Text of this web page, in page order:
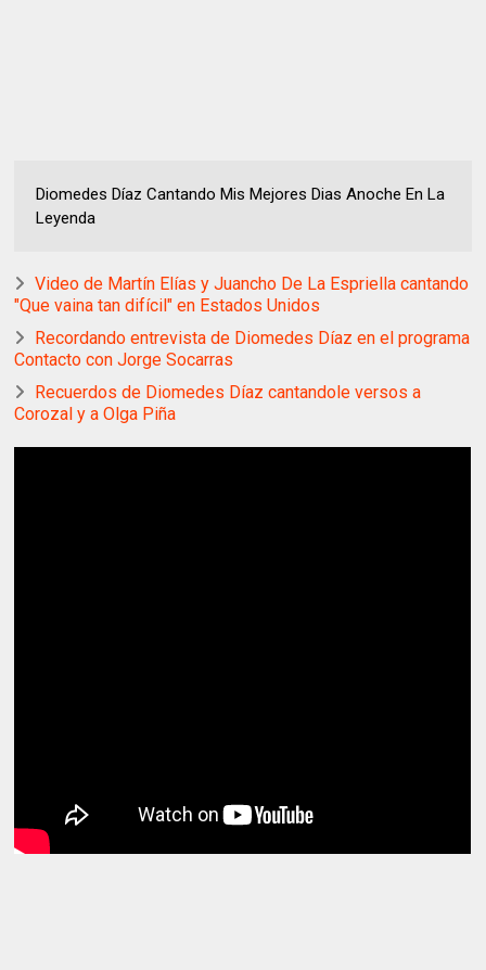
Diomedes Díaz Cantando Mis Mejores Dias Anoche En La
Leyenda
Video de Martín Elías y Juancho De La Espriella cantando
"Que vaina tan difícil" en Estados Unidos
Recordando entrevista de Diomedes Díaz en el programa
Contacto con Jorge Socarras
Recuerdos de Diomedes Díaz cantandole versos a
Corozal y a Olga Piña